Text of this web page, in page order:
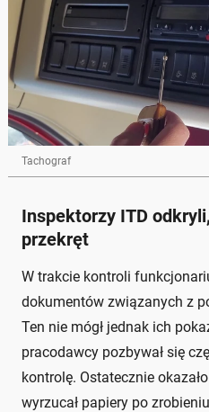
Tachograf
Inspektorzy ITD
przekręt
W trakcie kontroli
dokumentów związanych z
Ten nie mógł jednak ich
pracodawcy pozbywał się
kontrolę. Ostatecznie
wyrzucał papiery po